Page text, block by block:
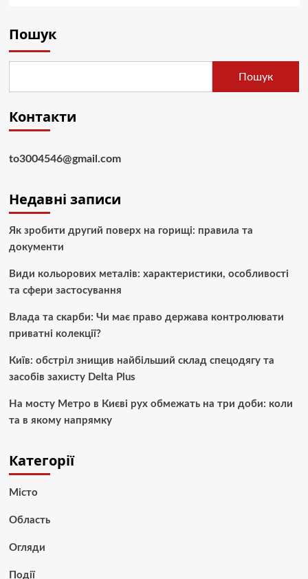
Пошук
Пошук
Контакти
to3004546@gmail.com
Недавні записи
Як зробити другий поверх на горищі: правила та
документи
Види кольорових металів: характеристики, особливості
та сфери застосування
Влада та скарби: Чи має право держава контролювати
приватні колекції?
Київ: обстріл знищив найбільший склад спецодягу та
засобів захисту Delta Plus
На мосту Метро в Києві рух обмежать на три доби: коли
та в якому напрямку
Категорії
Місто
Область
Огляди
Події